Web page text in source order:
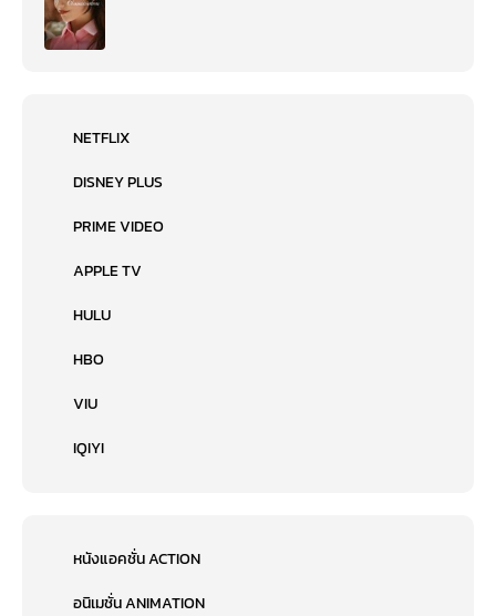
NETFLIX
DISNEY PLUS
PRIME VIDEO
APPLE TV
HULU
HBO
VIU
IQIYI
หนังแอคชั่น ACTION
อนิเมชั่น ANIMATION